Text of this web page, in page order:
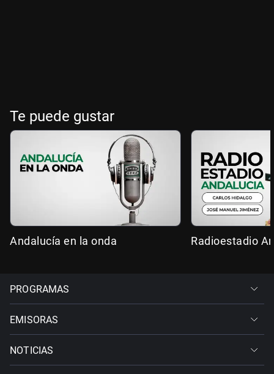
Te puede gustar
Andalucía en la onda Radioestadio
PROGRAMAS
EMISORAS
NOTICIAS